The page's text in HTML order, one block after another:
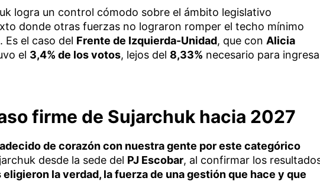
logra un control cómodo sobre el ámbito legislativo
donde otras fuerzas no lograron romper el techo mínimo
Es el caso del Frente de Izquierda-Unidad, que con Alicia
el 3,4% de los votos, lejos del 8,33% necesario para
firme de Sujarchuk hacia 2027
de corazón con nuestra gente por este categórico
desde la sede del PJ Escobar, al confirmar los
la verdad, la fuerza de una gestión que hace y que